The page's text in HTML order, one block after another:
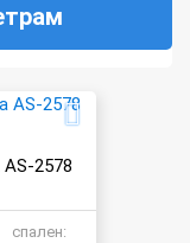
2578
спален: